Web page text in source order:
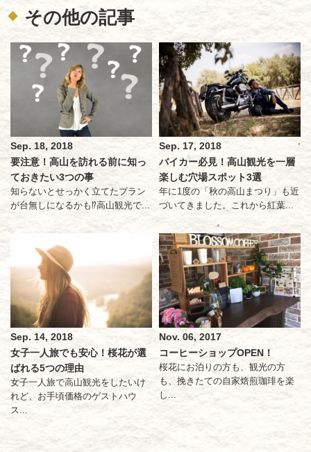
その他の記事
Sep. 18, 2018
要注意！高山を訪れる前に知っ
ておきたい3つの事
知らないとせっかく立てたプラン
が台無しになるかも⁉高山観光で...
Sep. 17, 2018
バイカー必見！高山観光を一層
楽しむ穴場スポット3選
年に1度の「秋の高山まつり」も近
づいてきました。これから紅葉...
Sep. 14, 2018
女子一人旅でも安心！桜花が選
ばれる5つの理由
女子一人旅で高山観光をしたいけ
れど、お手頃価格のゲストハウ
ス...
Nov. 06, 2017
コーヒーショップOPEN！
桜花にお泊りの方も、観光の方
も、挽きたての自家焙煎珈琲を楽
し...